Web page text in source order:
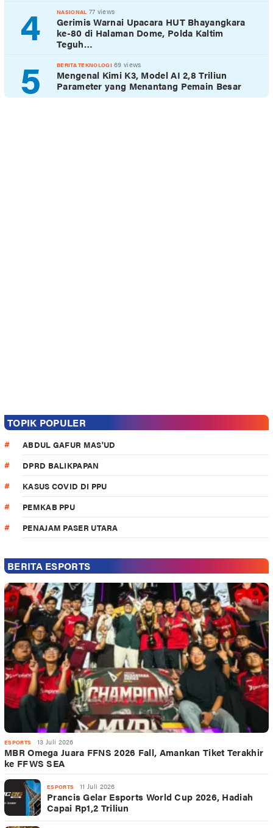
4
NASIONAL 77 views
Gerimis Warnai Upacara HUT Bhayangkara
ke-80 di Halaman Dome, Polda Kaltim
Teguh…
5 BERITA TEKNOLOGI 69 views
Mengenal Kimi K3, Model AI 2,8 Triliun
Parameter yang Menantang Pemain Besar
TOPIK POPULER
ABDUL GAFUR MAS'UD
DPRD BALIKPAPAN
KASUS COVID DI PPU
PEMKAB PPU
PENAJAM PASER UTARA
BERITA ESPORTS
ESPORTS 13 Juli 2026
MBR Omega Juara FFNS 2026 Fall, Amankan Tiket Terakhir
ke FFWS SEA
ESPORTS 11 Juli 2026
Prancis Gelar Esports World Cup 2026, Hadiah
Capai Rp1,2 Triliun